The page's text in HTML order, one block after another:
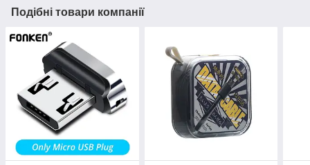
Подібні товари компанії